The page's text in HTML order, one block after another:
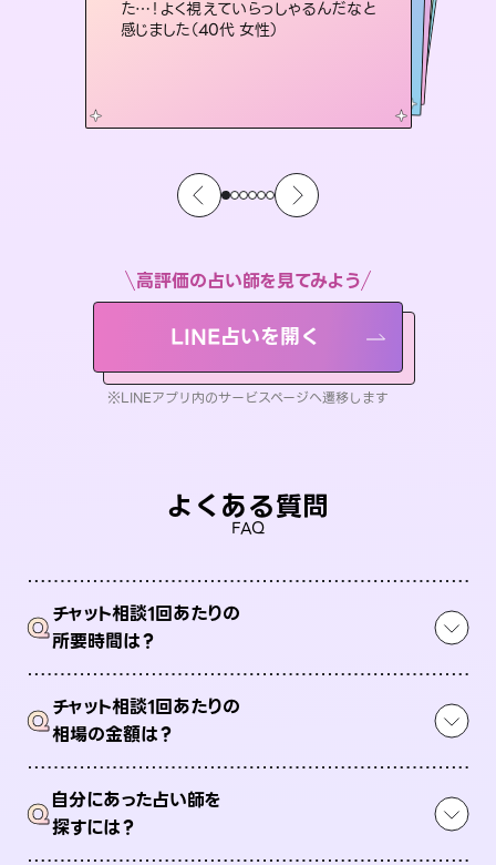
た…！よく視えていらっしゃるんだなと
感じました（40代 女性）
持ちを整えられます（30代 男性）
打てて前向きになれます（40代）
高評価の占い師を見てみよう
LINE占いを開く
※LINEアプリ内のサービスページへ遷移します
よくある質問
FAQ
Qチャット相談1回あたりの
所要時間は？
Qチャット相談1回あたりの
相場の金額は？
Q自分にあった占い師を
探すには？